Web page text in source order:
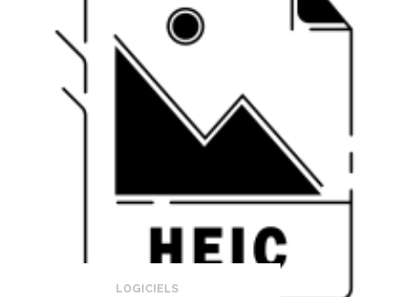
LOGICIELS